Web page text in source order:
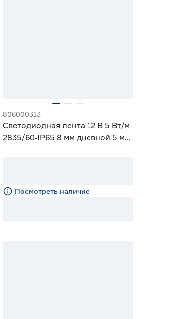
806000313
Светодиодная лента 12 В 5 Вт/м
2835/60‑IP65 8 мм дневной 5 м
Посмотреть наличие